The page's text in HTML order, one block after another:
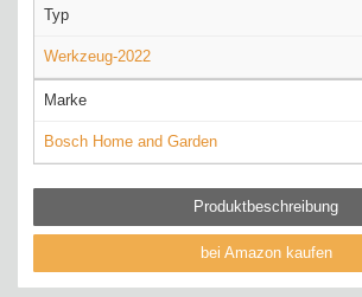
Typ
Werkzeug-2022
Marke
Bosch Home and Garden
Produktbeschreibung
bei Amazon kaufen